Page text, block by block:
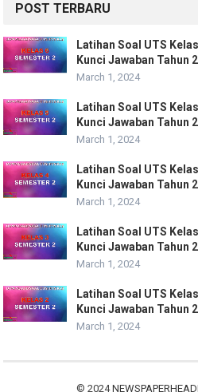
POST TERBARU
Latihan Soal UTS
Kunci Jawaban Tahun
March 1, 2024
Latihan Soal UTS
Kunci Jawaban Tahun
March 1, 2024
Latihan Soal UTS
Kunci Jawaban Tahun
March 1, 2024
Latihan Soal UTS
Kunci Jawaban Tahun
March 1, 2024
Latihan Soal UTS
Kunci Jawaban Tahun
March 1, 2024
© 2024